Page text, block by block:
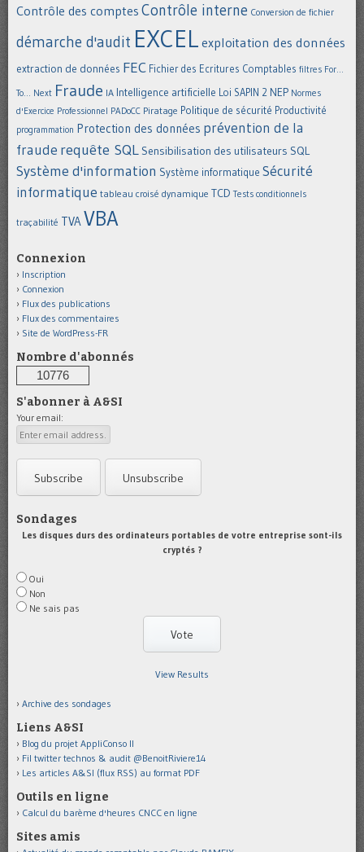
Contrôle des comptes Contrôle interne Conversion de fichier
démarche d'audit EXCEL exploitation des données
extraction de données FEC Fichier des Ecritures Comptables filtres For...
To... Next Fraude IA Intelligence artificielle Loi SAPIN 2 NEP Normes
d'Exercice Professionnel PADoCC Piratage Politique de sécurité Productivité
programmation Protection des données prévention de la
fraude requête SQL Sensibilisation des utilisateurs SQL
Système d'information Système informatique Sécurité
informatique tableau croisé dynamique TCD Tests conditionnels
traçabilité TVAVBA
Connexion
Inscription
Connexion
Flux des publications
Flux des commentaires
Site de WordPress-FR
Nombre d'abonnés
10776
S'abonner à A&SI
Your email:
Sondages
Les disques durs des ordinateurs portables de votre entreprise sont-ils
cryptés ?
Oui
Non
Ne sais pas
View Results
Archive des sondages
Liens A&SI
Blog du projet AppliConso II
Fil twitter technos & audit @BenoitRiviere14
Les articles A&SI (flux RSS) au format PDF
Outils en ligne
Calcul du barème d'heures CNCC en ligne
Sites amis